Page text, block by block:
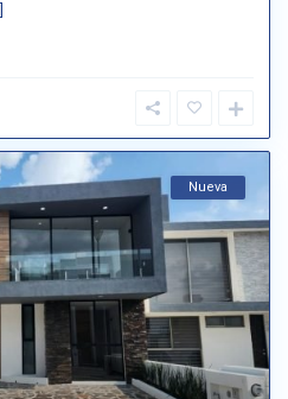
Nueva